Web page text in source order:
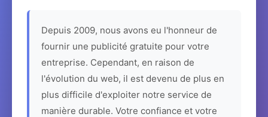
Depuis 2009, nous avons eu l'honneur de
fournir une publicité gratuite pour votre
entreprise. Cependant, en raison de
l'évolution du web, il est devenu de plus en
plus difficile d'exploiter notre service de
manière durable. Votre confiance et votre